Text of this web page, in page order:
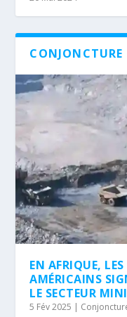
CONJONCTURE
EN AFRIQUE,
AMÉRICAINS
LE SECTEUR
5 Fév 2025